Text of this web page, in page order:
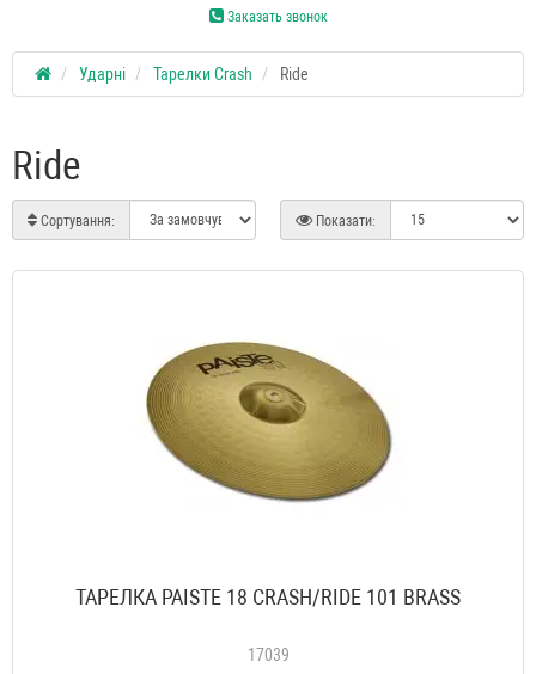
Заказать звонок
Ударні Тарелки Crash Ride
Ride
Сортування: Показати:
ТАРЕЛКА PAISTE 18 CRASH/RIDE 101 BRASS
17039